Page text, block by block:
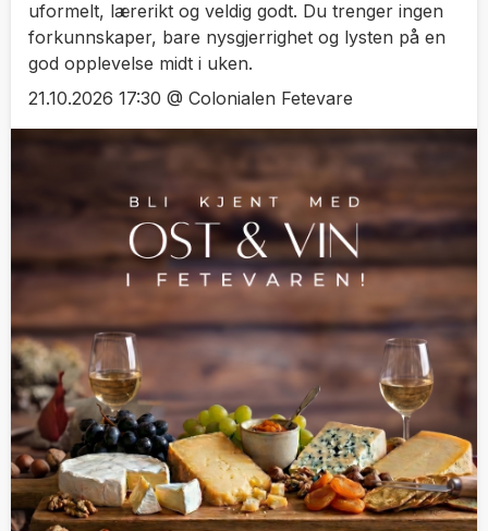
uformelt, lærerikt og veldig godt. Du trenger ingen
forkunnskaper, bare nysgjerrighet og lysten på en
god opplevelse midt i uken.
21.10.2026 17:30 @ Colonialen Fetevare